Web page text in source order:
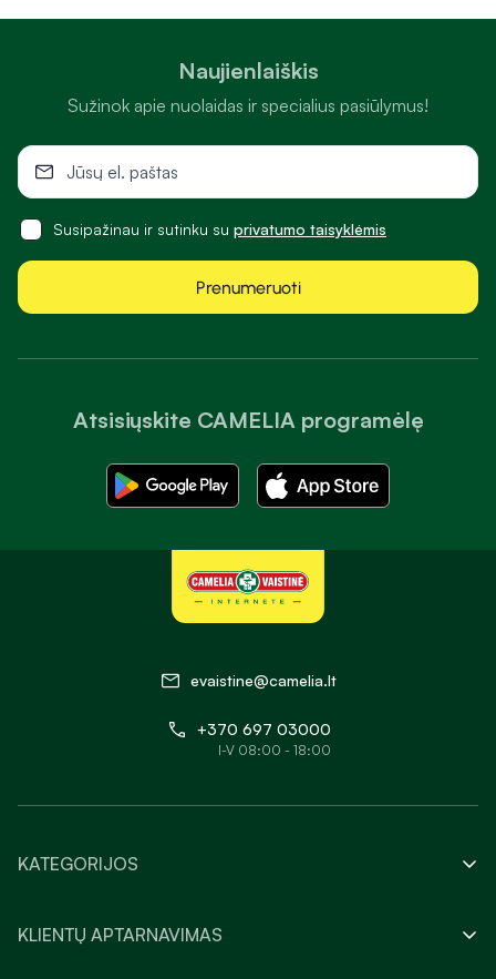
Atsisiųskite CAMELIA programėlę
Naujienlaiškis
Sužinok apie nuolaidas ir specialius pasiūlymus!
Susipažinau ir sutinku su privatumo taisyklėmis
Prenumeruoti
evaistine@camelia.lt
+370 697 03000
I-V 08:00 - 18:00
KATEGORIJOS
KLIENTŲ APTARNAVIMAS